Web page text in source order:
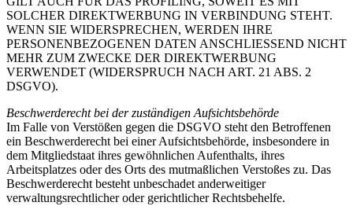
SOLCHER DIREKTWERBUNG IN VERBINDUNG STEHT.
WENN SIE WIDERSPRECHEN, WERDEN IHRE
PERSONENBEZOGENEN DATEN ANSCHLIESSEND NICHT
MEHR ZUM ZWECKE DER DIREKTWERBUNG
VERWENDET (WIDERSPRUCH NACH ART. 21 ABS. 2
DSGVO).
Beschwerderecht bei der zuständigen Aufsichtsbehörde
Im Falle von Verstößen gegen die DSGVO steht den Betroffenen
ein Beschwerderecht bei einer Aufsichtsbehörde, insbesondere in
dem Mitgliedstaat ihres gewöhnlichen Aufenthalts, ihres
Arbeitsplatzes oder des Orts des mutmaßlichen Verstoßes zu. Das
Beschwerderecht besteht unbeschadet anderweitiger
verwaltungsrechtlicher oder gerichtlicher Rechtsbehelfe.